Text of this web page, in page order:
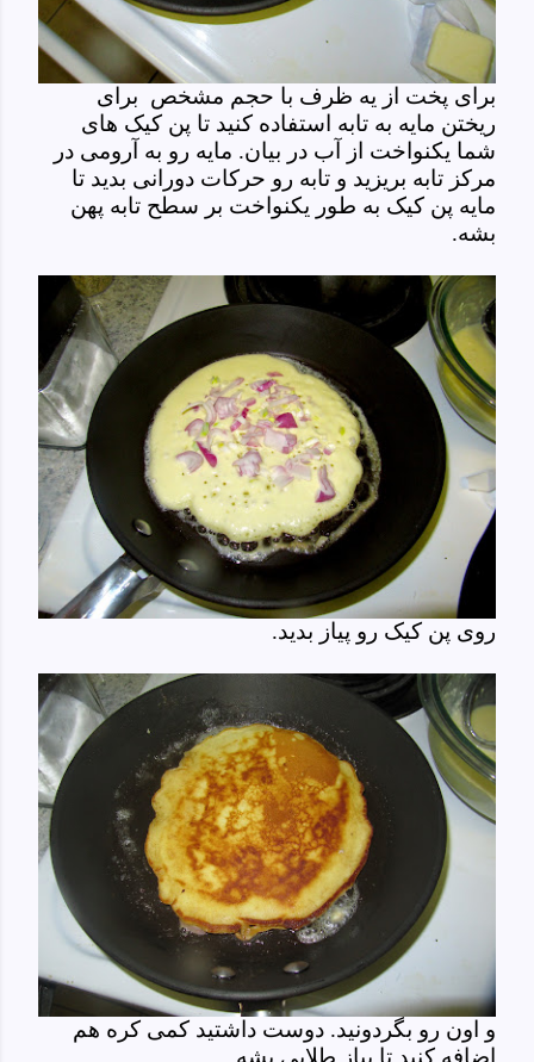
برای پخت از یه ظرف با حجم مشخص برای
ریختن مایه به تابه استفاده کنید تا پن کیک های
شما یکنواخت از آب در بیان. مایه رو به آرومی در
مرکز تابه بریزید و تابه رو حرکات دورانی بدید تا
مایه پن کیک به طور یکنواخت بر سطح تابه پهن
بشه.
روی پن کیک رو پیاز بدید.
و اون رو بگردونید. دوست داشتید کمی کره هم
اضافه کنید تا پیاز طلایی بشه.